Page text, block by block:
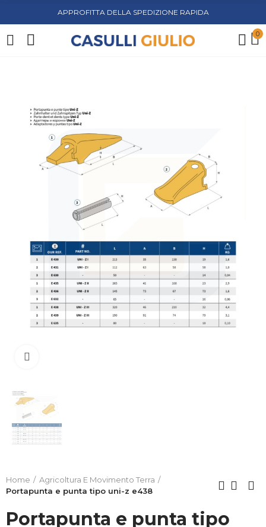
APPROFITTA DELLA SPEDIZIONE RAPIDA
0
Home
Agricoltura E Movimento Terra
Portapunta e punta tipo uni-z e438
Portapunta e punta tipo